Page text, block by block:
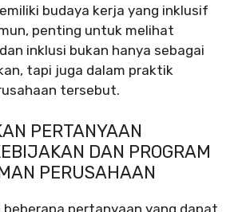
budaya kerja yang inklusif
penting untuk melihat
inklusi bukan hanya sebagai
tapi juga dalam praktik
tersebut.
PERTANYAAN
DAN PROGRAM
PERUSAHAAN
beberapa pertanyaan yang dapat